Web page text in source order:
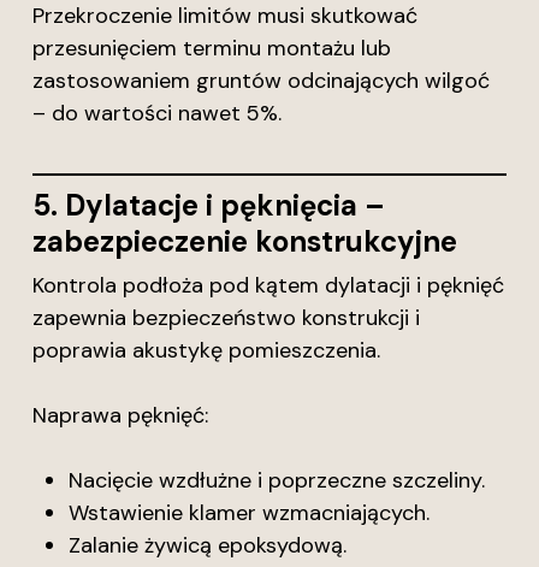
Przekroczenie limitów musi skutkować
przesunięciem terminu montażu lub
zastosowaniem gruntów odcinających wilgoć
– do wartości nawet 5%.
5. Dylatacje i pęknięcia –
zabezpieczenie konstrukcyjne
Kontrola podłoża pod kątem dylatacji i pęknięć
zapewnia bezpieczeństwo konstrukcji i
poprawia akustykę pomieszczenia.
Naprawa pęknięć:
Nacięcie wzdłużne i poprzeczne szczeliny.
Wstawienie klamer wzmacniających.
Zalanie żywicą epoksydową.